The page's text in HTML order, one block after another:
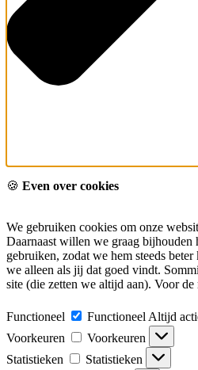
🍪 Even over cookies
We gebruiken cookies om onze
Daarnaast willen we graag bijhouden
gebruiken, zodat we hem steeds
we alleen als jij dat goed vindt.
site (die zetten we altijd aan). Voor
Functioneel Functioneel Altijd
Voorkeuren
Voorkeuren
Statistieken
Statistieken